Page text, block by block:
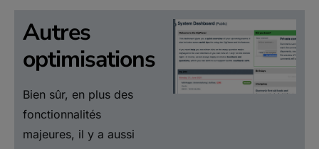
Autres
optimisations
Bien sûr, en plus des
fonctionnalités
majeures, il y a aussi